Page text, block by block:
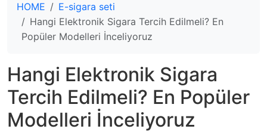
HOME
E-sigara seti
Hangi Elektronik Sigara Tercih Edilmeli? En
Popüler Modelleri İnceliyoruz
Hangi Elektronik Sigara
Tercih Edilmeli? En Popüler
Modelleri İnceliyoruz